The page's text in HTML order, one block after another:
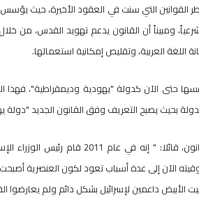
القوانين التي سنت في العقود الأخيرة، حيث يؤسس
ومبيناً أن القانون يدعم تهويد القدس، من
العربية، وتقليص إمكانية استعمالها.
حتى الآن كدولة "يهودية وديمقراطية"،
بحيث يصبح التعريف وفق القانون الجديد "دولة
وتحدث الدكتور الطيبي عن توقيت إقرار
الآن إلى عدة أسباب تعود لكون العنصرية أصبحت
الأبيض داعمين لإسرائيل بشكل دائم ولم يعارضوا